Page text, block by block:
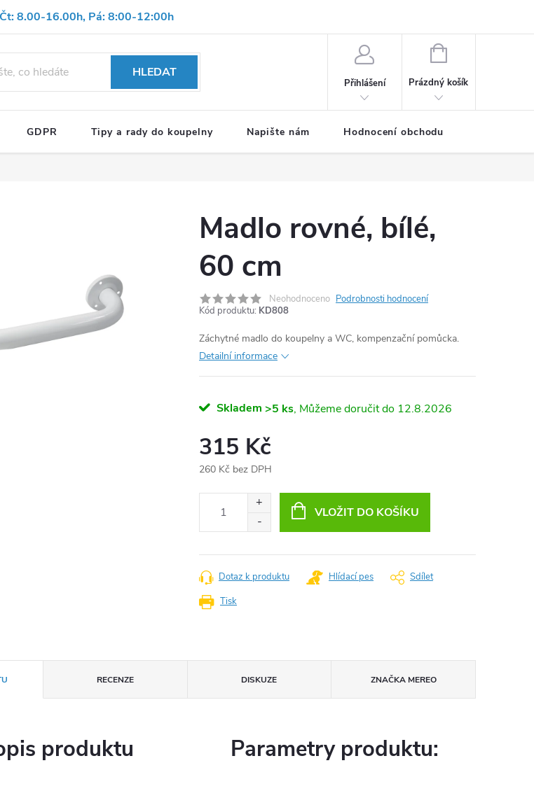
8.00-16.00h, Pá: 8:00-12:00h
Reklamační formulář OBCHODNÍ PODMÍNKY
HLEDAT
Přihlášení
NÁKUPNÍ
Prázdný košík
GDPR Tipy a rady do koupelny Napište nám Hodnocení obchodu
Madlo rovné, bílé,
60 cm
Neohodnoceno Podrobnosti hodnocení
Kód produktu: KD808
Záchytné madlo do koupelny a WC, kompenzační pomůcka.
Detailní informace
Skladem >5 ks 12.8.2026
315 Kč
260 Kč bez DPH
VLOŽIT DO KOŠÍKU
Tisk
Dotaz k produktu Hlídací pes Sdílet
RECENZE DISKUZE ZNAČKAMEREO
produktu Parametry produktu: